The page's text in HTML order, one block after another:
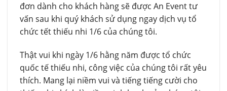
đơn dành cho khách hàng sẽ được An Event tư
vấn sau khi quý khách sử dụng ngay dịch vụ tổ
chức tết thiếu nhi 1/6 của chúng tôi.
Thật vui khi ngày 1/6 hằng năm được tổ chức
quốc tế thiếu nhi, công việc của chúng tôi rất yêu
thích. Mang lại niềm vui và tiếng tiếng cười cho